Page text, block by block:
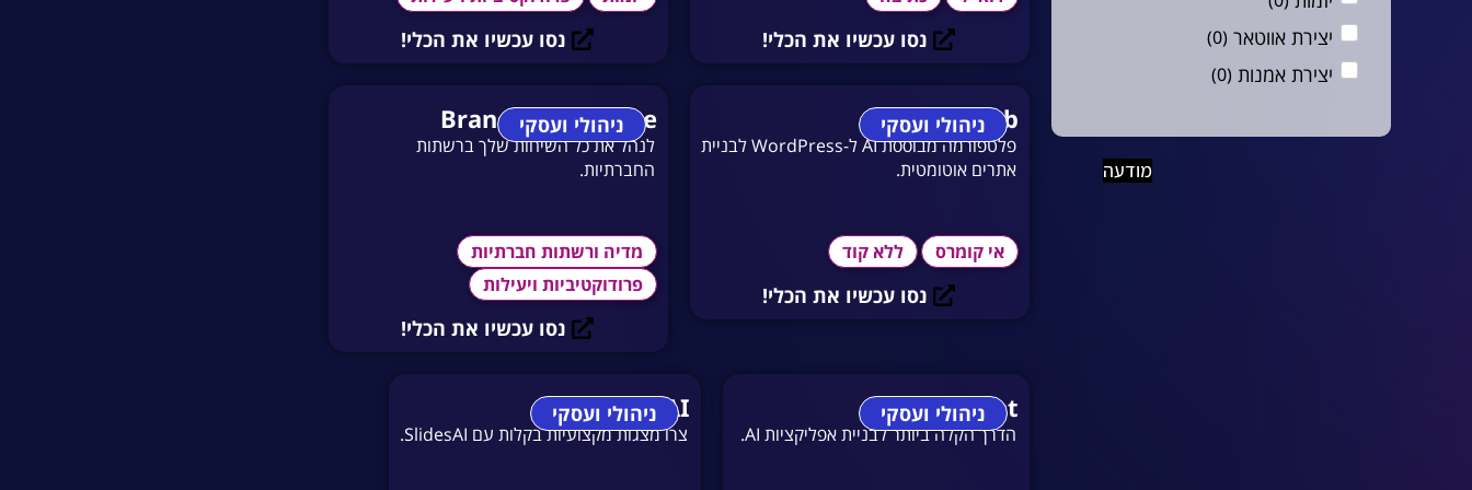
יצירת אווטאר (
0
)
יצירת אמנות (
0
)
מודעה
נסו עכשיו את הכלי! נסו עכשיו את הכלי!
ניהולי ועסקי
10Web
פלטפורמה מבוססת AI ל-WordPress לבניית
אתרים אוטומטית.
אי קומרס ללא קוד
נסו עכשיו את הכלי!
ניהולי ועסקי
BrandBastion Lite
לנהל את כל השיחות שלך ברשתות
החברתיות.
מדיה ורשתות חברתיות
פרודוקטיביות ויעילות
נסו עכשיו את הכלי!
ניהולי ועסקי
GPTAgent
הדרך הקלה ביותר לבניית אפליקציות AI.
ניהולי ועסקי
SlidesAI
צרו מצגות מקצועיות בקלות עם SlidesAI.